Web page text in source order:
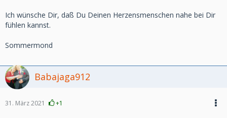
Ich wünsche Dir, daß Du Deinen Herzensmenschen nahe bei Dir
fühlen kannst.
Sommermond
Babajaga912
31. März 2021 +1